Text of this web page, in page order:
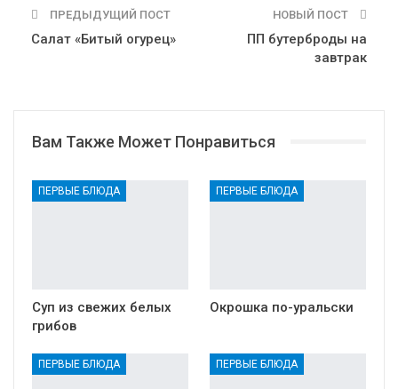
ПРЕДЫДУЩИЙ ПОСТ
Салат «Битый огурец»
НОВЫЙ ПОСТ
ПП бутерброды на
завтрак
Вам Также Может Понравиться
ПЕРВЫЕ БЛЮДА
Суп из свежих белых
грибов
ПЕРВЫЕ БЛЮДА
Окрошка по-уральски
ПЕРВЫЕ БЛЮДА ПЕРВЫЕ БЛЮДА